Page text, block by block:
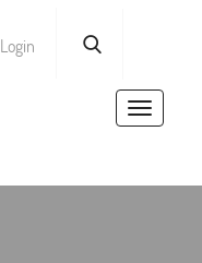
Login
Toggle